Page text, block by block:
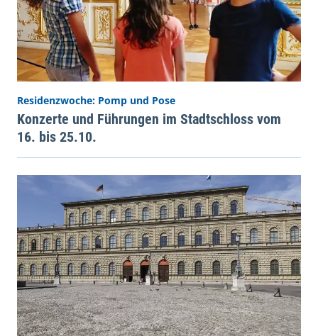
Residenzwoche: Pomp und Pose
Konzerte und Führungen im Stadtschloss vom
16. bis 25.10.